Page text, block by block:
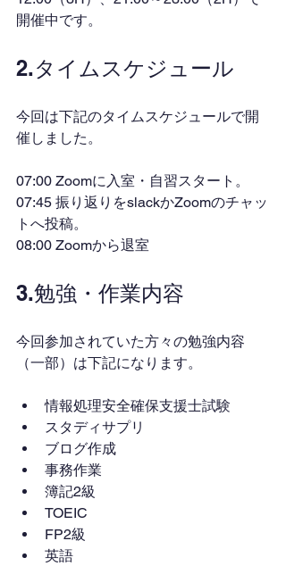
開催中です。
2.タイムスケジュール
今回は下記のタイムスケジュールで開
催しました。
07:00 Zoomに入室・自習スタート。
07:45 振り返りをslackかZoomのチャッ
トへ投稿。
08:00 Zoomから退室
3.勉強・作業内容
今回参加されていた方々の勉強内容
（一部）は下記になります。
情報処理安全確保支援士試験
スタディサプリ
ブログ作成
事務作業
簿記2級
TOEIC
FP2級
英語